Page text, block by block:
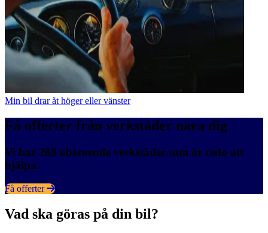
Min bil drar åt höger eller vänster
Få offerter från verkstäder nära dig
Vi har 269 oberoende verkstäder som är redo att
hjälpa.
Få offerter
Vad ska göras på din bil?